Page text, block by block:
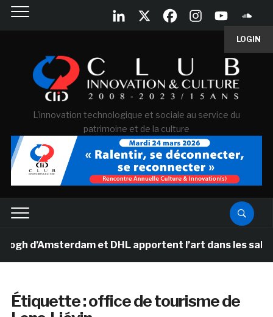
LOGIN
L'innovation technologique et sociale au service du
patrimoine et de la culture
d’Amsterdam et DHL apportent l’art dans les salles
Étiquette :office de tourisme de